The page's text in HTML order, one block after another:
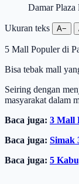
Damar Plaza
Ukuran teks A−
5 Mall Populer di
Bisa tebak mall
Seiring dengan
masyarakat dalam
Baca juga: 3 Mall
Baca juga: Simak
Baca juga: 5